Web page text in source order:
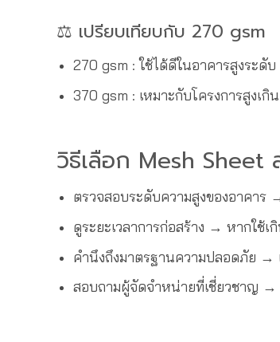
⚖️ เปรียบเทียบกับ 270 gsm
270 gsm : ใช้ได้ดีในอาคารสูงระ
370 gsm : เหมาะกับโครงการสูง
วิธีเลือก Mesh Sheet
ตรวจสอบระดับความสูงของอาคาร
ดูระยะเวลาการก่อสร้าง → หากใช้
คำนึงถึงมาตรฐานความปลอดภัย →
สอบถามผู้จัดจำหน่ายที่เชี่ยวชาญ →